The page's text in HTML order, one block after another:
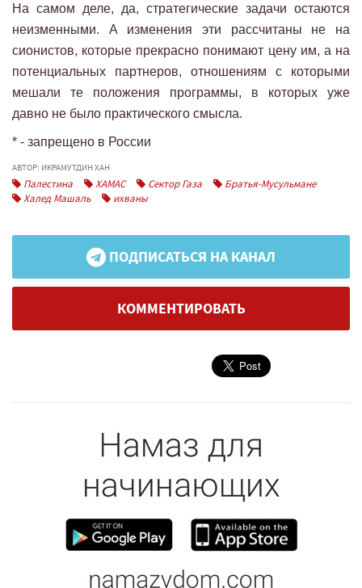
На самом деле, да, стратегические задачи остаются
неизменными. А изменения эти рассчитаны не на
сионистов, которые прекрасно понимают цену им, а на
потенциальных партнеров, отношениям с которыми
мешали те положения программы, в которых уже
давно не было практического смысла.
* - запрещено в России
АВТОР: ИКРАМУТДИН ХАН
Палестина ХАМАС Сектор Газа
Братья-Мусульмане
Халед Машаль
ихваны
ПОДПИСАТЬСЯ НА КАНАЛ
КОММЕНТИРОВАТЬ